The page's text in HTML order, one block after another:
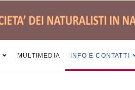
MULTIMEDIA INFO E CONTATTI